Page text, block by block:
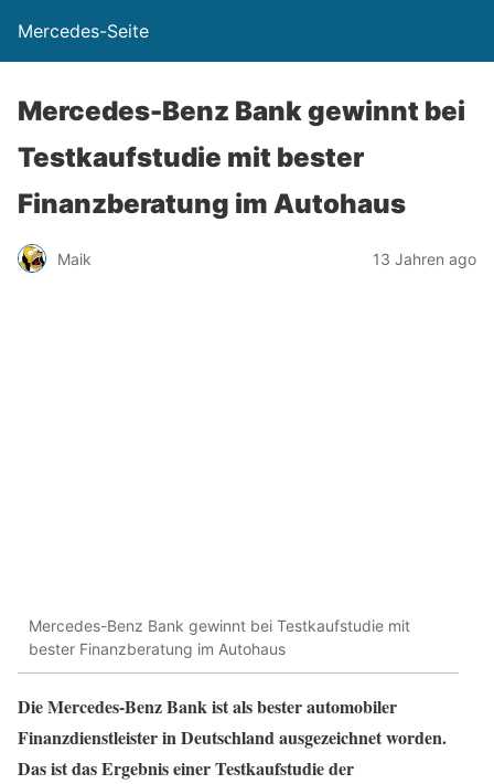
Mercedes-Seite
Mercedes-Benz Bank gewinnt bei
Testkaufstudie mit bester
Finanzberatung im Autohaus
Maik 13 Jahren ago
Mercedes-Benz Bank gewinnt bei Testkaufstudie mit
bester Finanzberatung im Autohaus
Die Mercedes-Benz Bank ist als bester automobiler
Finanzdienstleister in Deutschland ausgezeichnet worden.
Das ist das Ergebnis einer Testkaufstudie der